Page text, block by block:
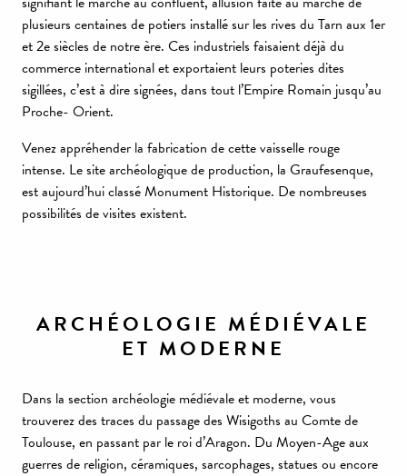
plusieurs centaines de potiers installé sur les rives du Tarn aux 1er
et 2e siècles de notre ère. Ces industriels faisaient déjà du
commerce international et exportaient leurs poteries dites
sigillées, c’est à dire signées, dans tout l’Empire Romain jusqu’au
Proche- Orient.
Venez appréhender la fabrication de cette vaisselle rouge
intense. Le site archéologique de production, la Graufesenque,
est aujourd’hui classé Monument Historique. De nombreuses
possibilités de visites existent.
ARCHÉOLOGIE MÉDIÉVALE
ET MODERNE
Dans la section archéologie médiévale et moderne, vous
trouverez des traces du passage des Wisigoths au Comte de
Toulouse, en passant par le roi d’Aragon. Du Moyen-Age aux
guerres de religion, céramiques, sarcophages, statues ou encore